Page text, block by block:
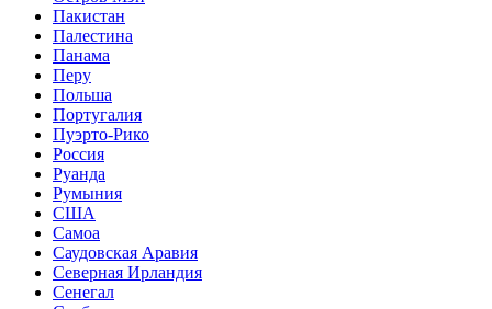
Пакистан
Палестина
Панама
Перу
Польша
Португалия
Пуэрто-Рико
Россия
Руанда
Румыния
США
Самоа
Саудовская Аравия
Северная Ирландия
Сенегал